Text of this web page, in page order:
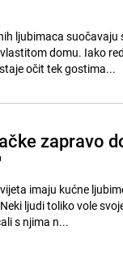
ljubimaca suočavaju
domu. Iako
očit tek gostima...
zapravo
imaju kućne
ljudi toliko vole
s njima n...